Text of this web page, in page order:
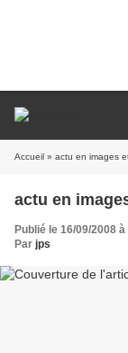
Accueil » actu en images
actu en
Publié le 16/09/2008
Par jps